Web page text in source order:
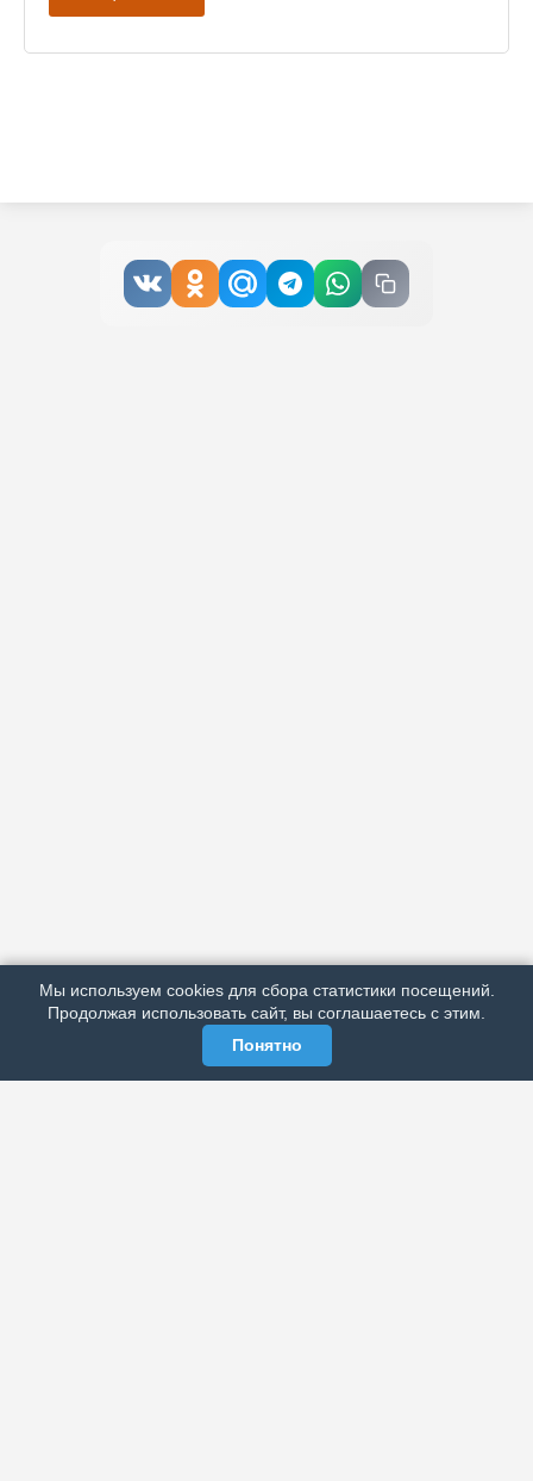
РЕКЛАМА У НАС
МЫ В СОЦСЕТЯХ
Мы используем cookies для сбора статистики посещений.
Продолжая использовать сайт, вы соглашаетесь с этим.
Понятно